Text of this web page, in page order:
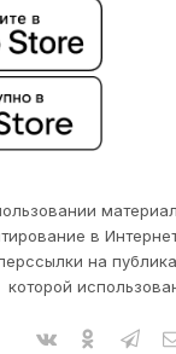
в
на
которой